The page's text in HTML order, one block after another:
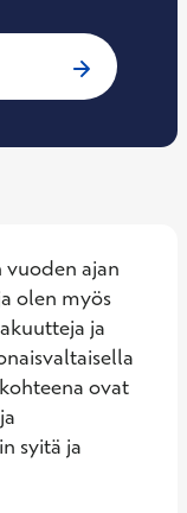
Ulla
ajan
olen myös
ja
ovat
syitä ja